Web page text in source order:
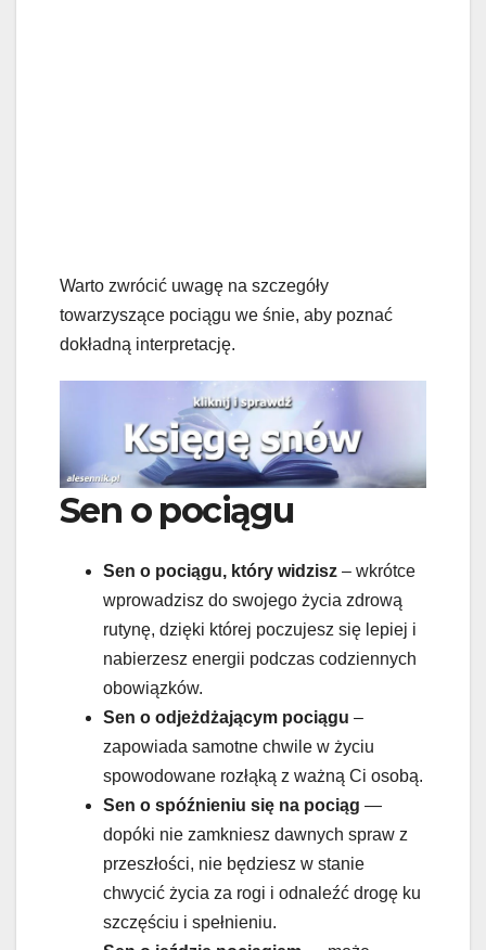
Warto zwrócić uwagę na szczegóły
towarzyszące pociągu we śnie, aby poznać
dokładną interpretację.
Sen o pociągu
Sen o pociągu, który widzisz – wkrótce
wprowadzisz do swojego życia zdrową
rutynę, dzięki której poczujesz się lepiej i
nabierzesz energii podczas codziennych
obowiązków.
Sen o odjeżdżającym pociągu –
zapowiada samotne chwile w życiu
spowodowane rozłąką z ważną Ci osobą.
Sen o spóźnieniu się na pociąg —
dopóki nie zamkniesz dawnych spraw z
przeszłości, nie będziesz w stanie
chwycić życia za rogi i odnaleźć drogę ku
szczęściu i spełnieniu.